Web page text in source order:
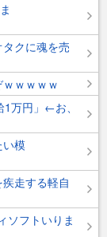
タクに魂を売
ｗｗｗｗ
万円」←お、
い模
走する軽自
ソフトいりま